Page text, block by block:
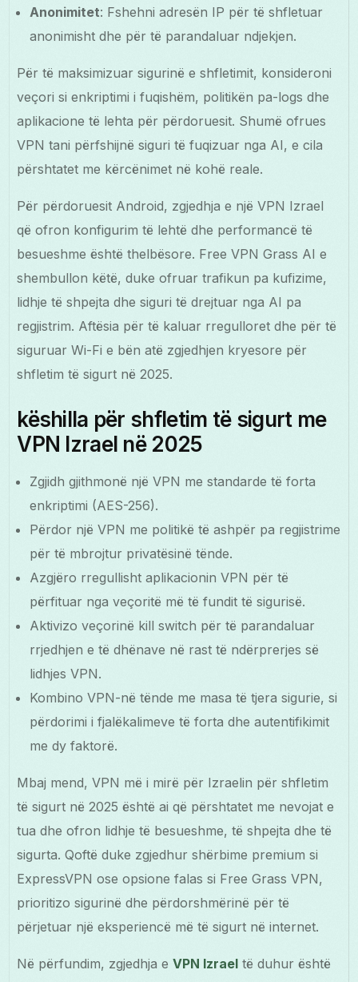
Anonimitet: Fshehni adresën IP për të shfletuar
anonimisht dhe për të parandaluar ndjekjen.
Për të maksimizuar sigurinë e shfletimit, konsideroni
veçori si enkriptimi i fuqishëm, politikën pa-logs dhe
aplikacione të lehta për përdoruesit. Shumë ofrues
VPN tani përfshijnë siguri të fuqizuar nga AI, e cila
përshtatet me kërcënimet në kohë reale.
Për përdoruesit Android, zgjedhja e një VPN Izrael
që ofron konfigurim të lehtë dhe performancë të
besueshme është thelbësore. Free VPN Grass AI e
shembullon këtë, duke ofruar trafikun pa kufizime,
lidhje të shpejta dhe siguri të drejtuar nga AI pa
regjistrim. Aftësia për të kaluar rregulloret dhe për të
siguruar Wi-Fi e bën atë zgjedhjen kryesore për
shfletim të sigurt në 2025.
këshilla për shfletim të sigurt me
VPN Izrael në 2025
Zgjidh gjithmonë një VPN me standarde të forta
enkriptimi (AES-256).
Përdor një VPN me politikë të ashpër pa regjistrime
për të mbrojtur privatësinë tënde.
Azgjëro rregullisht aplikacionin VPN për të
përfituar nga veçoritë më të fundit të sigurisë.
Aktivizo veçorinë kill switch për të parandaluar
rrjedhjen e të dhënave në rast të ndërprerjes së
lidhjes VPN.
Kombino VPN-në tënde me masa të tjera sigurie, si
përdorimi i fjalëkalimeve të forta dhe autentifikimit
me dy faktorë.
Mbaj mend, VPN më i mirë për Izraelin për shfletim
të sigurt në 2025 është ai që përshtatet me nevojat e
tua dhe ofron lidhje të besueshme, të shpejta dhe të
sigurta. Qoftë duke zgjedhur shërbime premium si
ExpressVPN ose opsione falas si Free Grass VPN,
prioritizo sigurinë dhe përdorshmërinë për të
përjetuar një eksperiencë më të sigurt në internet.
Në përfundim, zgjedhja eVPN Izrael të duhur është